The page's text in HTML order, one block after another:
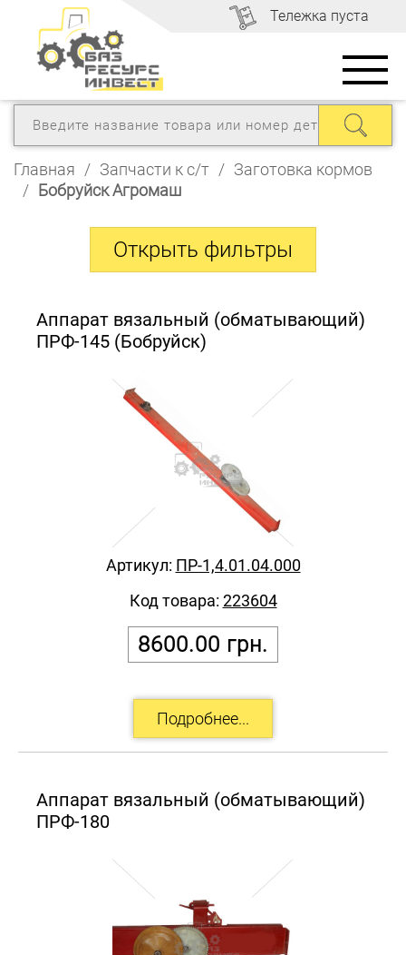
Тележка пуста
Главная / Запчасти к с/т / Заготовка кормов
/ Бобруйск Агромаш
Аппарат вязальный (обматывающий)
ПРФ-145 (Бобруйск)
8600.00 грн.
Артикул: ПР-1,4.01.04.000
Код товара: 223604
Аппарат вязальный (обматывающий)
ПРФ-180